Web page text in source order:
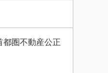
圏不動産公正